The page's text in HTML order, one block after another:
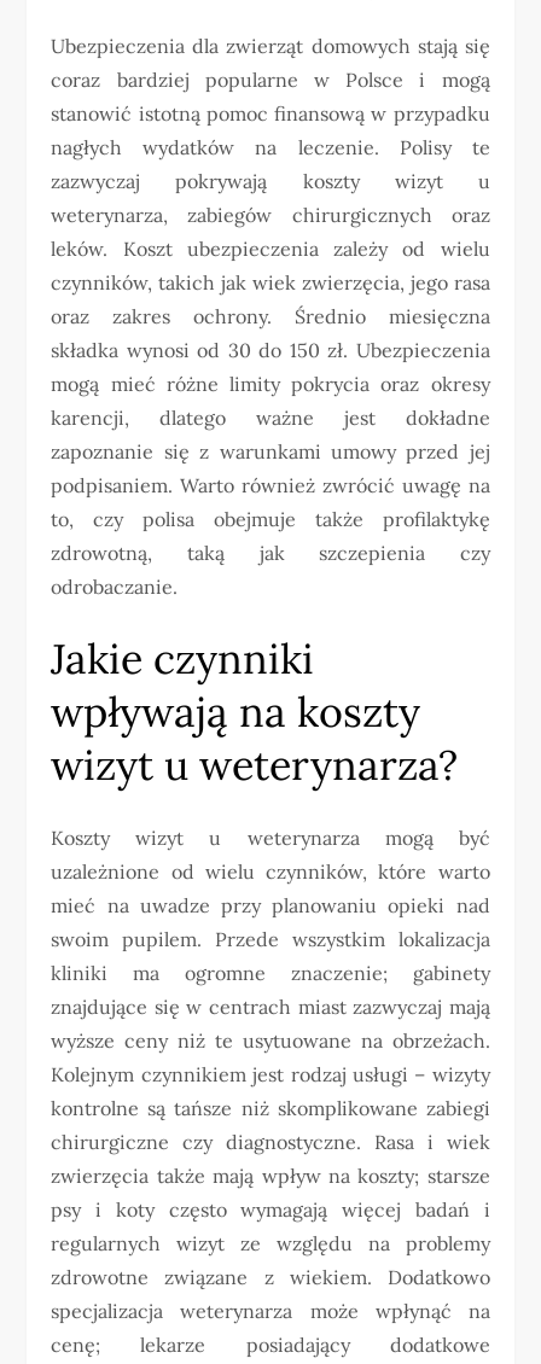
Ubezpieczenia dla zwierząt domowych stają się
coraz bardziej popularne w Polsce i mogą
stanowić istotną pomoc finansową w przypadku
nagłych wydatków na leczenie. Polisy te
zazwyczaj pokrywają koszty wizyt u
weterynarza, zabiegów chirurgicznych oraz
leków. Koszt ubezpieczenia zależy od wielu
czynników, takich jak wiek zwierzęcia, jego rasa
oraz zakres ochrony. Średnio miesięczna
składka wynosi od 30 do 150 zł. Ubezpieczenia
mogą mieć różne limity pokrycia oraz okresy
karencji, dlatego ważne jest dokładne
zapoznanie się z warunkami umowy przed jej
podpisaniem. Warto również zwrócić uwagę na
to, czy polisa obejmuje także profilaktykę
zdrowotną, taką jak szczepienia czy
odrobaczanie.
Jakie czynniki
wpływają na koszty
wizyt u weterynarza?
Koszty wizyt u weterynarza mogą być
uzależnione od wielu czynników, które warto
mieć na uwadze przy planowaniu opieki nad
swoim pupilem. Przede wszystkim lokalizacja
kliniki ma ogromne znaczenie; gabinety
znajdujące się w centrach miast zazwyczaj mają
wyższe ceny niż te usytuowane na obrzeżach.
Kolejnym czynnikiem jest rodzaj usługi – wizyty
kontrolne są tańsze niż skomplikowane zabiegi
chirurgiczne czy diagnostyczne. Rasa i wiek
zwierzęcia także mają wpływ na koszty; starsze
psy i koty często wymagają więcej badań i
regularnych wizyt ze względu na problemy
zdrowotne związane z wiekiem. Dodatkowo
specjalizacja weterynarza może wpłynąć na
cenę; lekarze posiadający dodatkowe